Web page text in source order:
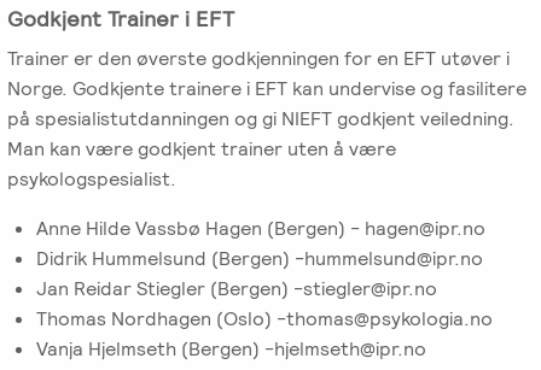
Parterapi
Foreldreveiledning
Gruppeterapi
og
telefonterapi
Terapiforberedende
Asker
Bergen
Oslo
Behandlere
Kurs
Trykk
for
kursoversikt
og
påmelding
Om oss
Vår
historie
Ledelse
Spisskompetanse
Emosjonsfokusert
NIEFT
Godkjent Trainer i EFT
Trainer er den øverste godkjenningen for en EFT utøver i
Norge. Godkjente trainere i EFT kan undervise og fasilitere
på spesialistutdanningen og gi NIEFT godkjent veiledning.
Man kan være godkjent trainer uten å være
psykologspesialist.
Anne Hilde Vassbø Hagen (Bergen) - hagen@ipr.no
Didrik Hummelsund (Bergen) -hummelsund@ipr.no
Jan Reidar Stiegler (Bergen) -stiegler@ipr.no
Thomas Nordhagen (Oslo) -thomas@psykologia.no
Vanja Hjelmseth (Bergen) -hjelmseth@ipr.no